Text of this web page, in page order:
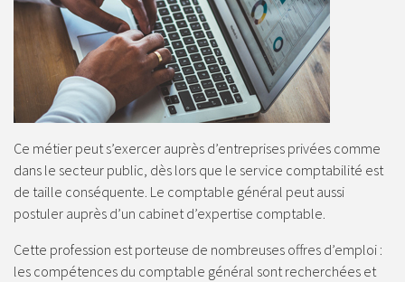
Ce métier peut s’exercer auprès d’entreprises privées comme
dans le secteur public, dès lors que le service comptabilité est
de taille conséquente. Le comptable général peut aussi
postuler auprès d’un cabinet d’expertise comptable.
Cette profession est porteuse de nombreuses offres d’emploi :
les compétences du comptable général sont recherchées et